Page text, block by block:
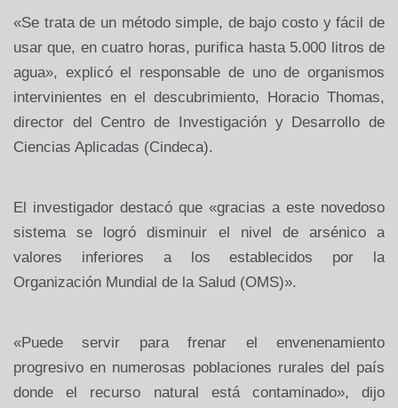
«Se trata de un método simple, de bajo costo y fácil de
usar que, en cuatro horas, purifica hasta 5.000 litros de
agua», explicó el responsable de uno de organismos
intervinientes en el descubrimiento, Horacio Thomas,
director del Centro de Investigación y Desarrollo de
Ciencias Aplicadas (Cindeca).
El investigador destacó que «gracias a este novedoso
sistema se logró disminuir el nivel de arsénico a
valores inferiores a los establecidos por la
Organización Mundial de la Salud (OMS)».
«Puede servir para frenar el envenenamiento
progresivo en numerosas poblaciones rurales del país
donde el recurso natural está contaminado», dijo